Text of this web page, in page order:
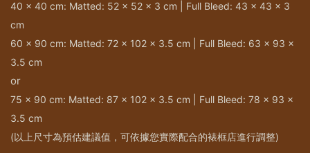
40 x 40 cm: Matted: 52 x 52 x 3 cm | Full Bleed: 43 x 43 x 3
cm
60 x 90 cm: Matted: 72 x 102 x 3.5 cm | Full Bleed: 63 x 93 x
3.5 cm
or
75 x 90 cm: Matted: 87 x 102 x 3.5 cm | Full Bleed: 78 x 93 x
3.5 cm
(以上尺寸為預估建議值，可依據您實際配合的裱框店進行調整)